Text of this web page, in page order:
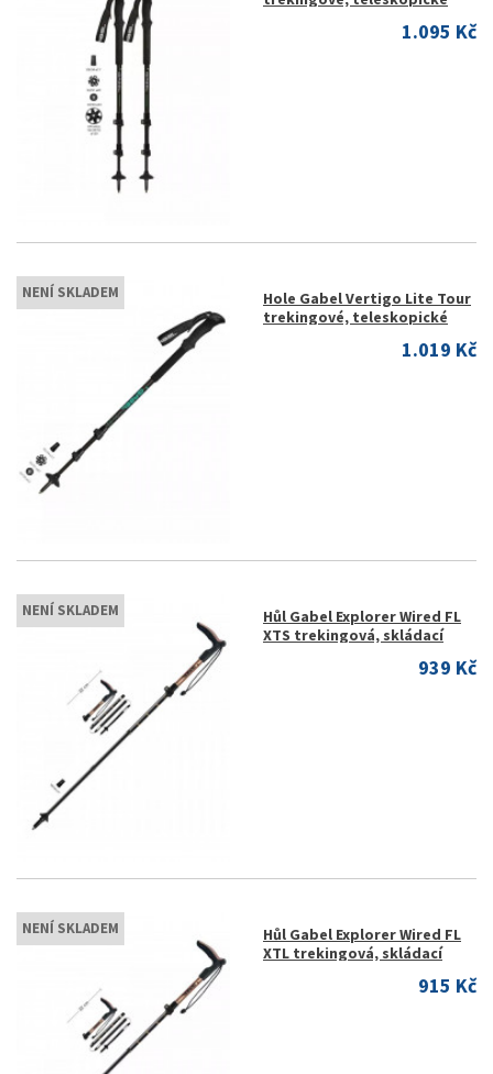
1.095 Kč
NENÍ SKLADEM
Hole Gabel Vertigo Lite Tour
trekingové, teleskopické
1.019 Kč
NENÍ SKLADEM
Hůl Gabel Explorer Wired FL
XTS trekingová, skládací
939 Kč
NENÍ SKLADEM
Hůl Gabel Explorer Wired FL
XTL trekingová, skládací
915 Kč